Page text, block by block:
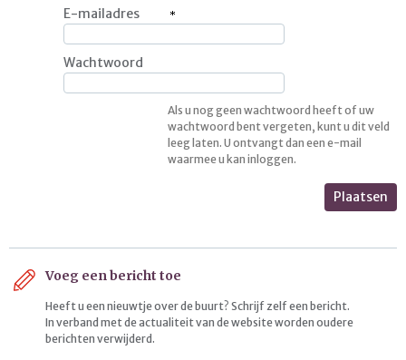
E-mailadres
Wachtwoord
Als u nog geen wachtwoord heeft of uw
wachtwoord bent vergeten, kunt u dit veld
leeg laten. U ontvangt dan een e-mail
waarmee u kan inloggen.
Plaatsen
Voeg een bericht toe
Heeft u een nieuwtje over de buurt? Schrijf zelf een bericht.
In verband met de actualiteit van de website worden oudere
berichten verwijderd.